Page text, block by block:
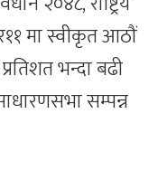
मा स्वीकृत आठौं
भन्दा बढी
सम्पन्न